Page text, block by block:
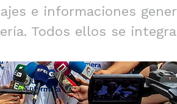
e informaciones
Todos ellos se